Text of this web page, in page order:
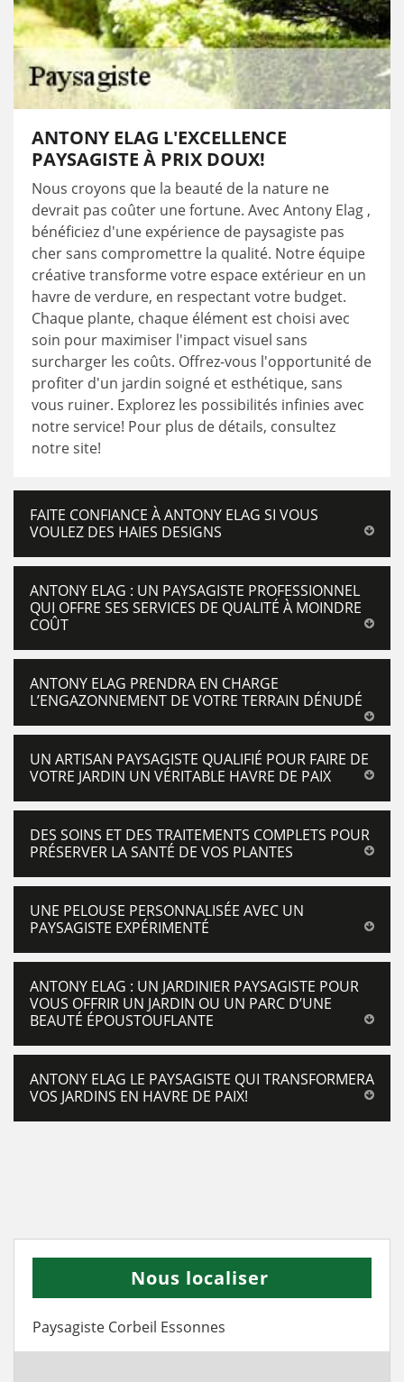
ANTONY ELAG L'EXCELLENCE
PAYSAGISTE À PRIX DOUX!
Nous croyons que la beauté de la nature ne
devrait pas coûter une fortune. Avec Antony Elag ,
bénéficiez d'une expérience de paysagiste pas
cher sans compromettre la qualité. Notre équipe
créative transforme votre espace extérieur en un
havre de verdure, en respectant votre budget.
Chaque plante, chaque élément est choisi avec
soin pour maximiser l'impact visuel sans
surcharger les coûts. Offrez-vous l'opportunité de
profiter d'un jardin soigné et esthétique, sans
vous ruiner. Explorez les possibilités infinies avec
notre service! Pour plus de détails, consultez
notre site!
FAITE CONFIANCE À ANTONY ELAG SI VOUS
VOULEZ DES HAIES DESIGNS
ANTONY ELAG : UN PAYSAGISTE PROFESSIONNEL
QUI OFFRE SES SERVICES DE QUALITÉ À MOINDRE
COÛT
ANTONY ELAG PRENDRA EN CHARGE
L’ENGAZONNEMENT DE VOTRE TERRAIN DÉNUDÉ
UN ARTISAN PAYSAGISTE QUALIFIÉ POUR FAIRE DE
VOTRE JARDIN UN VÉRITABLE HAVRE DE PAIX
DES SOINS ET DES TRAITEMENTS COMPLETS POUR
PRÉSERVER LA SANTÉ DE VOS PLANTES
UNE PELOUSE PERSONNALISÉE AVEC UN
PAYSAGISTE EXPÉRIMENTÉ
ANTONY ELAG : UN JARDINIER PAYSAGISTE POUR
VOUS OFFRIR UN JARDIN OU UN PARC D’UNE
BEAUTÉ ÉPOUSTOUFLANTE
ANTONY ELAG LE PAYSAGISTE QUI TRANSFORMERA
VOS JARDINS EN HAVRE DE PAIX!
Nous localiser
Paysagiste Corbeil Essonnes